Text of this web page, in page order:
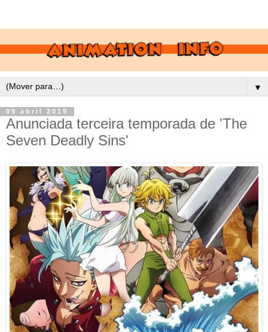
▼
09 abril 2019
Anunciada terceira temporada de 'The
Seven Deadly Sins'